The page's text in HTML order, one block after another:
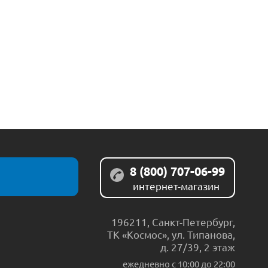
8 (800) 707-06-99
интернет-магазин
196211 Санкт-Петербург,
ТК «Космос», ул. Типанова,
д. 27/39, 2 этаж
ежедневно c 10:00 до 22:00